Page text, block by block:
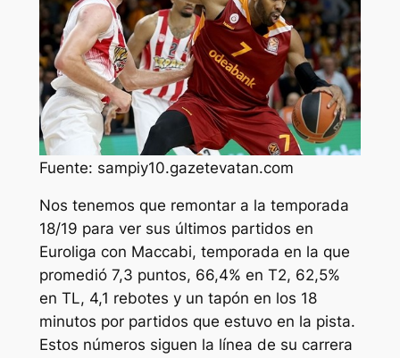
Fuente: sampiy10.gazetevatan.com
Nos tenemos que remontar a la temporada
18/19 para ver sus últimos partidos en
Euroliga con Maccabi, temporada en la que
promedió 7,3 puntos, 66,4% en T2, 62,5%
en TL, 4,1 rebotes y un tapón en los 18
minutos por partidos que estuvo en la pista.
Estos números siguen la línea de su carrera